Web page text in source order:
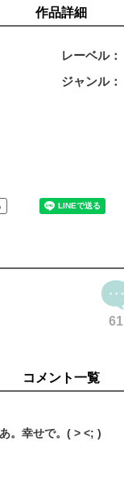
作品詳細
レーベル
ジャンル
61
コメント一覧